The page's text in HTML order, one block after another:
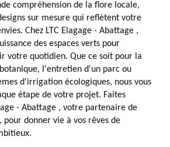
compréhension de la flore locale,
sur mesure qui reflètent votre
Chez LTC Elagage - Abattage ,
des espaces verts pour
votre quotidien. Que ce soit pour la
l'entretien d'un parc ou
d'irrigation écologiques, nous vous
étape de votre projet. Faites
- Abattage , votre partenaire de
donner vie à vos rêves de